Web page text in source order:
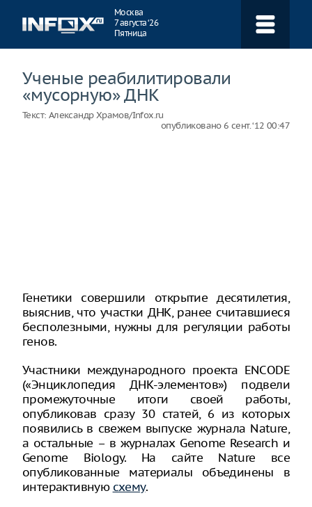
Москва
7 августа ‘26
Пятница
Ученые реабилитировали
«мусорную» ДНК
Текст: Александр Храмов/Infox.ru
опубликовано 6 сент. ‘12 00:47
Генетики совершили открытие десятилетия,
выяснив, что участки ДНК, ранее считавшиеся
бесполезными, нужны для регуляции работы
генов.
Участники международного проекта ENCODE
(«Энциклопедия ДНК-элементов») подвели
промежуточные итоги своей работы,
опубликовав сразу 30 статей, 6 из которых
появились в свежем выпуске журнала Nature,
а остальные – в журналах Genome Research и
Genome Biology. На сайте Nature все
опубликованные материалы объединены в
интерактивную схему.